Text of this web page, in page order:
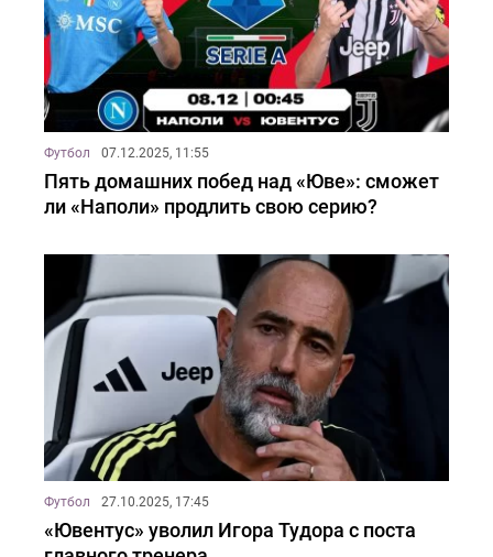
Футбол 07.12.2025, 11:55
Пять домашних побед над «Юве»: сможет
ли «Наполи» продлить свою серию?
Футбол 27.10.2025, 17:45
«Ювентус» уволил Игора Тудора с поста